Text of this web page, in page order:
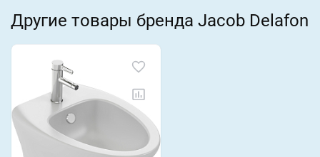
Другие товары бренда Jacob Delafon